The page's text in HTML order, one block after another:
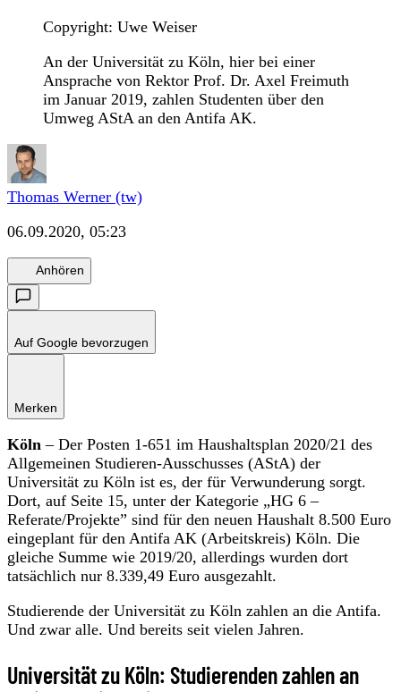
Copyright: Uwe Weiser
An der Universität zu Köln, hier bei einer
Ansprache von Rektor Prof. Dr. Axel Freimuth
im Januar 2019, zahlen Studenten über den
Umweg AStA an den Antifa AK.
Thomas Werner (tw)
06.09.2020, 05:23
Anhören
Auf Google bevorzugen
Merken
Köln – Der Posten 1-651 im Haushaltsplan 2020/21 des
Allgemeinen Studieren-Ausschusses (AStA) der
Universität zu Köln ist es, der für Verwunderung sorgt.
Dort, auf Seite 15, unter der Kategorie „HG 6 –
Referate/Projekte” sind für den neuen Haushalt 8.500 Euro
eingeplant für den Antifa AK (Arbeitskreis) Köln. Die
gleiche Summe wie 2019/20, allerdings wurden dort
tatsächlich nur 8.339,49 Euro ausgezahlt.
Studierende der Universität zu Köln zahlen an die Antifa.
Und zwar alle. Und bereits seit vielen Jahren.
Universität zu Köln: Studierenden zahlen an